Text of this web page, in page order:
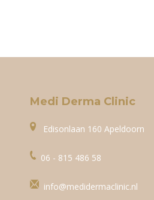
Medi Derma Clinic
Edisonlaan 160 Apeldoorn
06 - 815 486 58
info@medidermaclinic.nl